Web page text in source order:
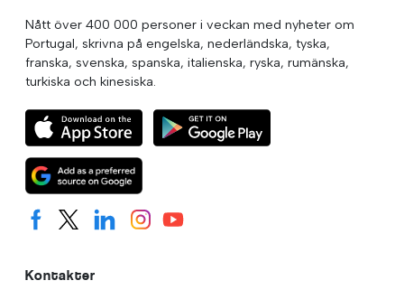
Nått över 400 000 personer i veckan med nyheter om
Portugal, skrivna på engelska, nederländska, tyska,
franska, svenska, spanska, italienska, ryska, rumänska,
turkiska och kinesiska.
Kontakter